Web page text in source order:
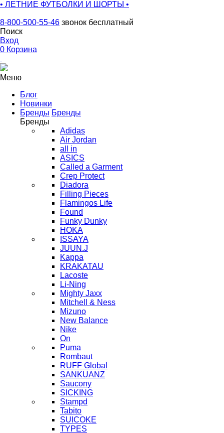
• ЛЕТНИЕ ФУТБОЛКИ И ШОРТЫ •
8-800-500-55-46 звонок бесплатный
Поиск
Вход
0 Корзина
Меню
Блог
Новинки
Бренды Бренды
Бренды
Adidas
Air Jordan
all in
ASICS
Called a Garment
Crep Protect
Diadora
Filling Pieces
Flamingos Life
Found
Funky Dunky
HOKA
ISSAYA
JUUN.J
Kappa
KRAKATAU
Lacoste
Li-Ning
Mighty Jaxx
Mitchell & Ness
Mizuno
New Balance
Nike
On
Puma
Rombaut
RUFF Global
SANKUANZ
Saucony
SICKING
Stampd
Tabito
SUICOKE
TYPES